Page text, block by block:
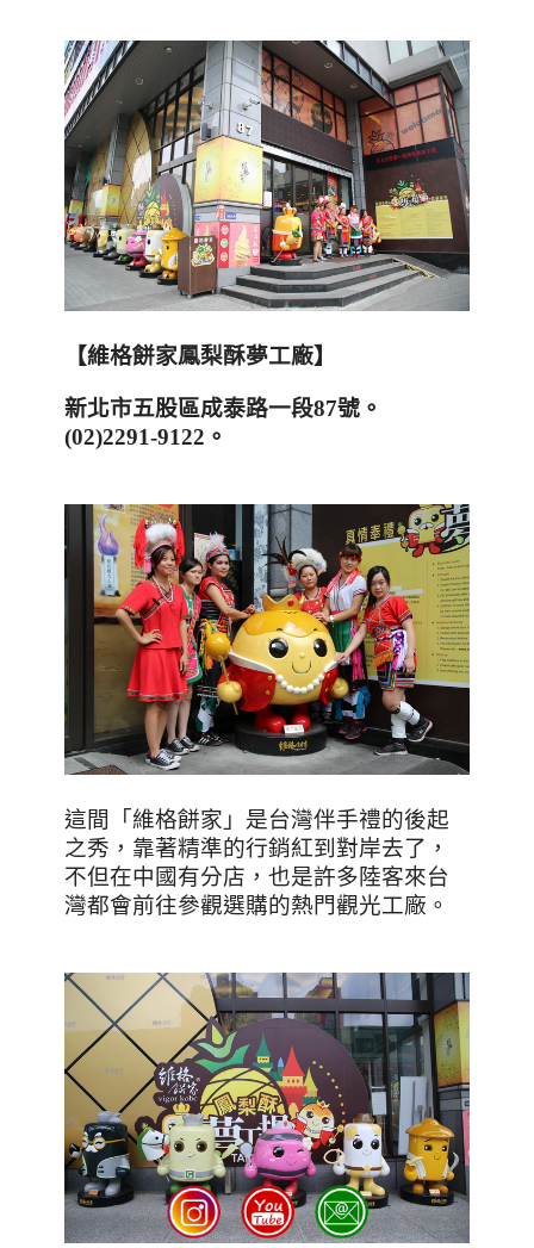
【維格餅家鳳梨酥夢工廠】
新北市五股區成泰路一段87號。
(02)2291-9122 。
這間「維格餅家」是台灣伴手禮的後起
之秀，靠著精準的行銷紅到對岸去了，
不但在中國有分店，也是許多陸客來台
灣都會前往參觀選購的熱門觀光工廠。